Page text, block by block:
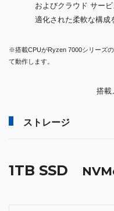
およびクラウド サー
適化された柔軟な構成
※搭載CPUがRyzen 7000シリーズ
て動作します。
搭載
ストレージ
1TB SSD